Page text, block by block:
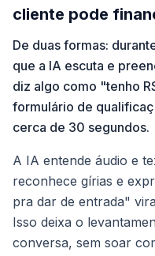
cliente pode
De duas formas:
que a IA escuta e
diz algo como "tenho
formulário de
cerca de 30 segundos.
A IA entende áudio e
reconhece gírias e
pra dar de entrada"
Isso deixa o
conversa, sem soar